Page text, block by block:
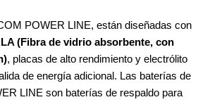
POWER LINE, están diseñadas con
(Fibra de vidrio absorbente, con
, placas de alto rendimiento y electrólito
de energía adicional. Las baterías de
LINE son baterías de respaldo para